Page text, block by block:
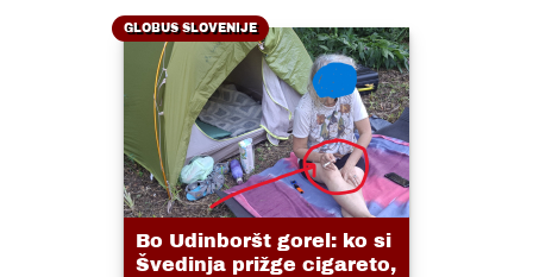
GLOBUS SLOVENIJE
Bo Udinboršt gorel: ko si
Švedinja prižge cigareto,